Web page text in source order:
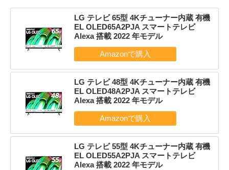
LG テレビ 65型 4Kチューナー内蔵 有機
EL OLED65A2PJA スマートテレビ
Alexa 搭載 2022 年モデル
LG テレビ 48型 4Kチューナー内蔵 有機
EL OLED48A2PJA スマートテレビ
Alexa 搭載 2022 年モデル
LG テレビ 55型 4Kチューナー内蔵 有機
EL OLED55A2PJA スマートテレビ
Alexa 搭載 2022 年モデル